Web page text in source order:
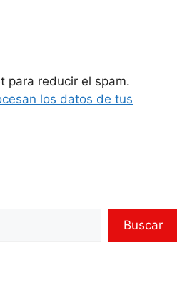
para reducir el spam.
los datos de tus
Buscar